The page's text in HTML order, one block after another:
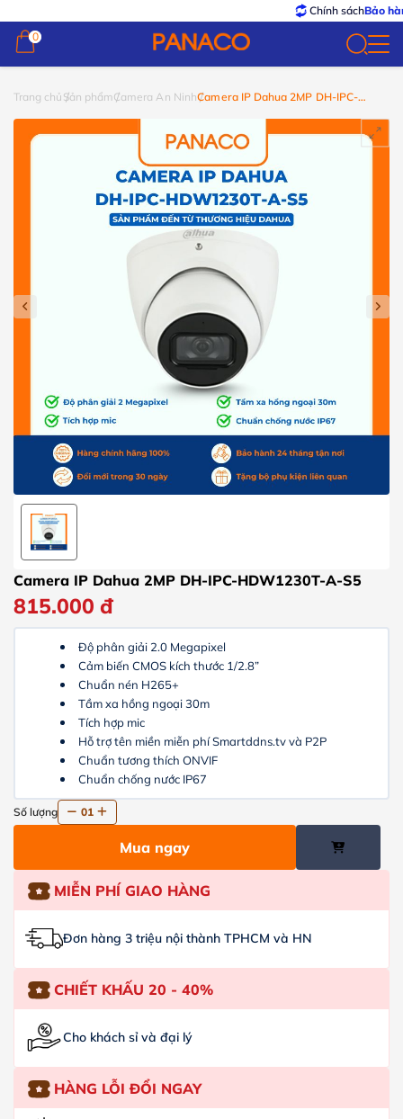
Chính sáchBảo hành –
0
0
Trang chủ Sản phẩmCamera An NinhCamera IP Dahua 2MP DH-IPC-
Camera IP Dahua 2MP DH-IPC-HDW1230T-A-S5
815.000 đ
Độ phân giải 2.0 Megapixel
Cảm biến CMOS kích thước 1/2.8”
Chuẩn nén H265+
Tầm xa hồng ngoại 30m
Tích hợp mic
Hỗ trợ tên miền miễn phí Smartddns.tv và P2P
Chuẩn tương thích ONVIF
Chuẩn chống nước IP67
Số lượng 01
Mua ngay
MIỄN PHÍ GIAO HÀNG
Đơn hàng 3 triệu nội thành TPHCM và HN
CHIẾT KHẤU 20 - 40%
Cho khách sỉ và đại lý
HÀNG LỖI ĐỔI NGAY